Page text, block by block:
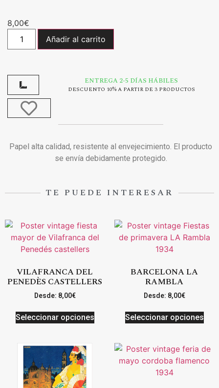
8,00€
Añadir al carrito
ENTREGA 2-5 DÍAS HÁBILES
DESCUENTO 10% A PARTIR DE 3 PRODUCTOS
Papel alta calidad, resistente al envejecimiento. El producto
se envía debidamente protegido.
TE PUEDE INTERESAR
VILAFRANCA DEL
PENEDÈS CASTELLERS
Desde: 8,00€
Seleccionar opciones
BARCELONA LA
RAMBLA
Desde: 8,00€
Seleccionar opciones